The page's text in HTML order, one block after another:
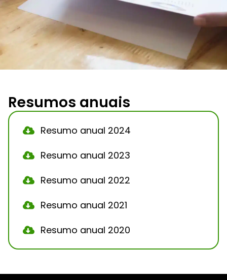
Resumos anuais
Resumo anual 2024
Resumo anual 2023
Resumo anual 2022
Resumo anual 2021
Resumo anual 2020